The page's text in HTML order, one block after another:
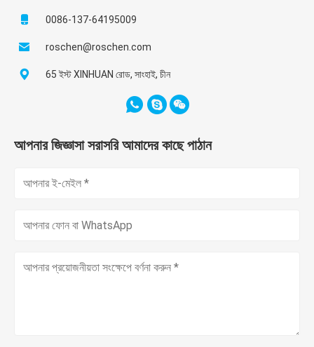
0086-137-64195009
roschen@roschen.com
65 ইস্ট XINHUAN রোড, সাংহাই, চীন
আপনার জিজ্ঞাসা সরাসরি আমাদের কাছে পাঠান